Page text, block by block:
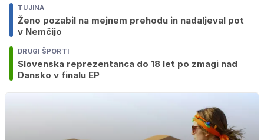
TUJINA
Ženo pozabil na mejnem prehodu in nadaljeval pot
v Nemčijo
DRUGI ŠPORTI
Slovenska reprezentanca do 18 let po zmagi nad
Dansko v finalu EP